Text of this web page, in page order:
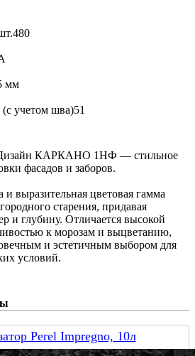
480
мм
учетом шва)51
КАРКАНО 1НФ — стильное
фасадов и заборов.
и выразительная цветовая гамма
старения, придавая
и глубину. Отличается высокой
к морозам и выцветанию,
и эстетичным выбором для
условий.
Perel Impregno, 10л